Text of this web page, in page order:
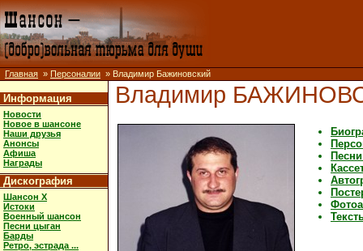
Главная » Персоналии » Владимир Бажиновский
Информация
Новости
Новое в шансоне
Наши друзья
Анонсы
Афиша
Награды
Дискография
Шансон X
Истоки
Военный шансон
Песни цыган
Барды
Ретро, эстрада ...
Владимир